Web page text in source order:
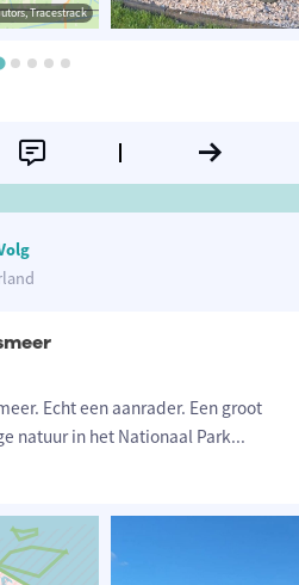
Tracestrack
Echt een aanrader. Een groot
natuur in het Nationaal Park...